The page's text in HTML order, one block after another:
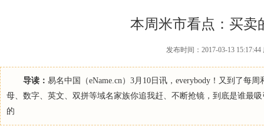
本周米市看点：买卖
发布时间：2017-03-13
导读： 易名中国（eName.cn）3月10日讯，everybody！又到了每
母、数字、英文、双拼等域名家族你追我赶、不断抢镜，到底是谁最
的